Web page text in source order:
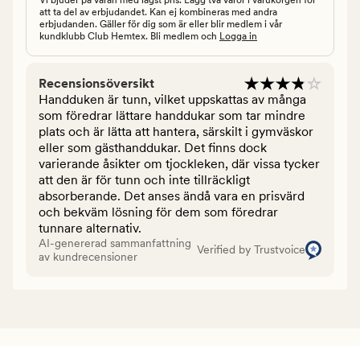
att ta del av erbjudandet. Kan ej kombineras med andra
erbjudanden. Gäller för dig som är eller blir medlem i vår
kundklubb Club Hemtex. Bli medlem och Logga in
Recensionsöversikt
Handduken är tunn, vilket uppskattas av många
som föredrar lättare handdukar som tar mindre
plats och är lätta att hantera, särskilt i gymväskor
eller som gästhanddukar. Det finns dock
varierande åsikter om tjockleken, där vissa tycker
att den är för tunn och inte tillräckligt
absorberande. Det anses ändå vara en prisvärd
och bekväm lösning för dem som föredrar
tunnare alternativ.
AI-genererad sammanfattning
av kundrecensioner
Verified by Trustvoice